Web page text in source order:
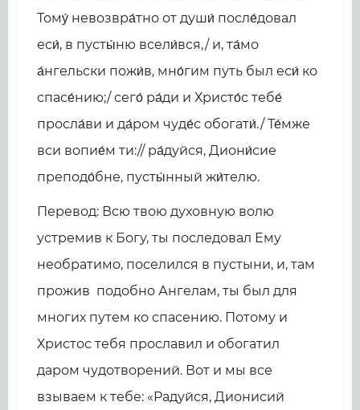
Тому́ невозвра́тно от души́ после́довал
еси́, в пусты́ню всели́вся,/ и, та́мо
а́нгельски пожи́в, мно́гим путь был еси́ ко
спасе́нию;/ сего́ ра́ди и Христо́с тебе́
просла́ви и да́ром чуде́с обогати́./ Те́мже
вси вопие́м ти:// ра́дуйся, Диони́сие
преподо́бне, пусты́нный жи́телю.
Перевод: Всю твою духовную волю
устремив к Богу, ты последовал Ему
необратимо, поселился в пустыни, и, там
прожив подобно Ангелам, ты был для
многих путем ко спасению. Потому и
Христос тебя прославил и обогатил
даром чудотворений. Вот и мы все
взываем к тебе: «Радуйся, Дионисий